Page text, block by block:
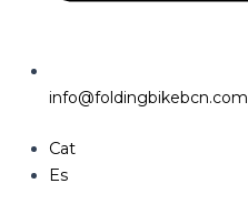
info@foldingbikebcn.com
Cat
Es